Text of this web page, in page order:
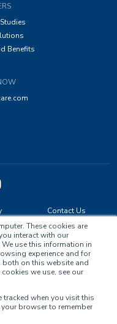
These cookies are
interact with our
use this information in
experience and for
on this website and
we use, see our
tracked when you visit this
browser to remember
Benefits
Contact Us
Reserved.
ISO 13485:2016, ORCHA